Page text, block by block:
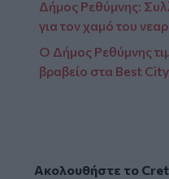
Δήμος Ρεθύμνης:
για τον χαμό του
Ο Δήμος Ρεθύμνης
βραβείο στα Best
Ακολουθήστε το